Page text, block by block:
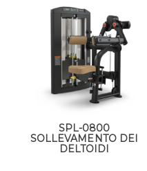
SPL-0800
SOLLEVAMENTO DEI
DELTOIDI